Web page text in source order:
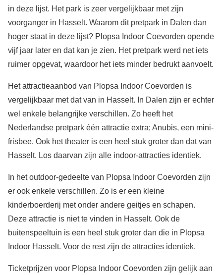
in deze lijst. Het park is zeer vergelijkbaar met zijn
voorganger in Hasselt. Waarom dit pretpark in Dalen dan
hoger staat in deze lijst? Plopsa Indoor Coevorden opende
vijf jaar later en dat kan je zien. Het pretpark werd net iets
ruimer opgevat, waardoor het iets minder bedrukt aanvoelt.
Het attractieaanbod van Plopsa Indoor Coevorden is
vergelijkbaar met dat van in Hasselt. In Dalen zijn er echter
wel enkele belangrijke verschillen. Zo heeft het
Nederlandse pretpark één attractie extra; Anubis, een mini-
frisbee. Ook het theater is een heel stuk groter dan dat van
Hasselt. Los daarvan zijn alle indoor-attracties identiek.
In het outdoor-gedeelte van Plopsa Indoor Coevorden zijn
er ook enkele verschillen. Zo is er een kleine
kinderboerderij met onder andere geitjes en schapen.
Deze attractie is niet te vinden in Hasselt. Ook de
buitenspeeltuin is een heel stuk groter dan die in Plopsa
Indoor Hasselt. Voor de rest zijn de attracties identiek.
Ticketprijzen voor Plopsa Indoor Coevorden zijn gelijk aan